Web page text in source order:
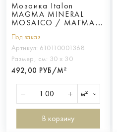
Мозаика Italon
MAGMA MINERAL
MOSAICO / МАГМА
Под заказ
Артикул: 610110001368
Размер, см: 30 х 30
492,00 РУБ/М²
м²
В корзину